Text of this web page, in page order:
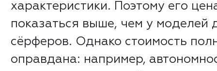
характеристики. Поэтому его
показаться выше, чем у
сёрферов. Однако стоимость
оправдана: например,